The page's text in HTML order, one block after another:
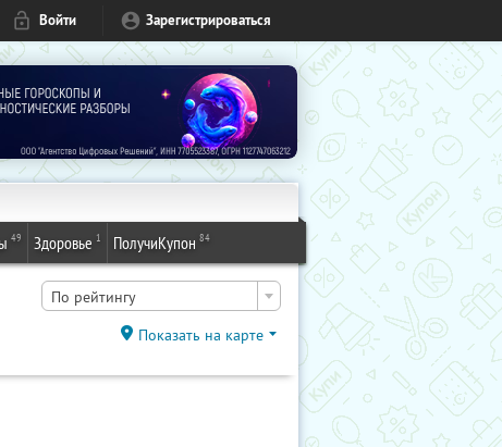
Войти Зарегистрироваться
49 Здоровье 1 ПолучиКупон 84
По рейтингу
Показать на карте